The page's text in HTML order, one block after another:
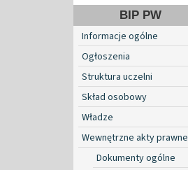
BIP PW
Informacje ogólne
Ogłoszenia
Struktura uczelni
Skład osobowy
Władze
Wewnętrzne akty prawne
Dokumenty ogólne